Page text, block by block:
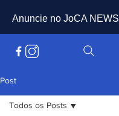
Anuncie no JoCA NEWS
Post
Todos os Posts